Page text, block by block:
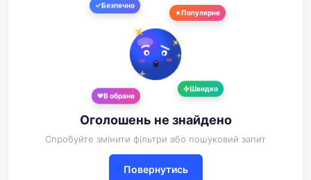
Безпечно
Популярне
Швидко
В обране
Оголошень не знайдено
Спробуйте змінити фільтри або пошуковий запит
Повернутись